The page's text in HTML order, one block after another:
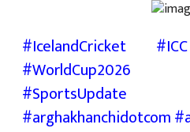
#IcelandCricket
#SportsUpdate
#arghakhanchidotcom